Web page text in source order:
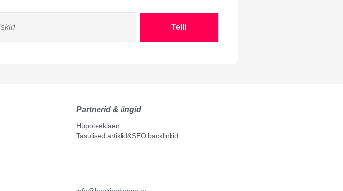
Telli
Partnerid & lingid
Hüpoteeklaen
Tasulised artiklid&SEO backlinkid